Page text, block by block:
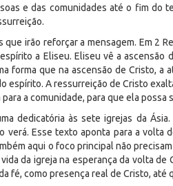
e das comunidades até o fim do
irão reforçar a mensagem. Em 2
a Eliseu. Eliseu vê a ascensão
forma que na ascensão de Cristo,
espírito. A ressurreição de Cristo
a comunidade, para que ela
dedicatória às sete igrejas da
verá. Esse texto aponta para a volta
aqui o foco principal não
da igreja na esperança da volta de
fé, como presença real de Cristo, até